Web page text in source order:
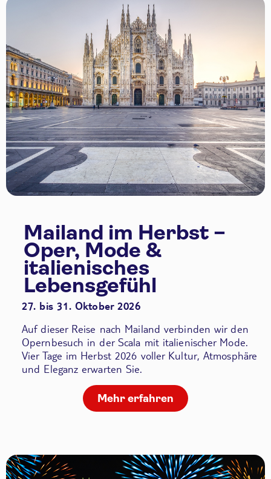
Mailand im Herbst –
Oper, Mode &
italienisches
Lebensgefühl
27. bis 31. Oktober 2026
Auf dieser Reise nach Mailand verbinden wir den
Opernbesuch in der Scala mit italienischer Mode.
Vier Tage im Herbst 2026 voller Kultur, Atmosphäre
und Eleganz erwarten Sie.
Mehr erfahren